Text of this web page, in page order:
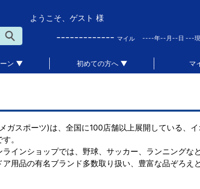
ようこそ、ゲスト 様
------------- マイル ----年--月--日 ---
ーン ▼ 初めての方へ ▼ マ
ガスポーツ)は、全国に100店舗以上展開している、
。
ラインショップでは、野球、サッカー、ランニングな
ア用品の有名ブランド多数取り扱い、豊富な品ぞろえ